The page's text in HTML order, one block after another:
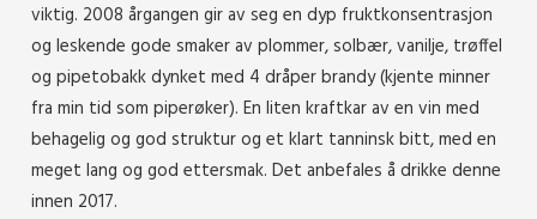
viktig. 2008 årgangen gir av seg en dyp fruktkonsentrasjon
og leskende gode smaker av plommer, solbær, vanilje, trøffel
og pipetobakk dynket med 4 dråper brandy (kjente minner
fra min tid som piperøker). En liten kraftkar av en vin med
behagelig og god struktur og et klart tanninsk bitt, med en
meget lang og god ettersmak. Det anbefales å drikke denne
innen 2017.